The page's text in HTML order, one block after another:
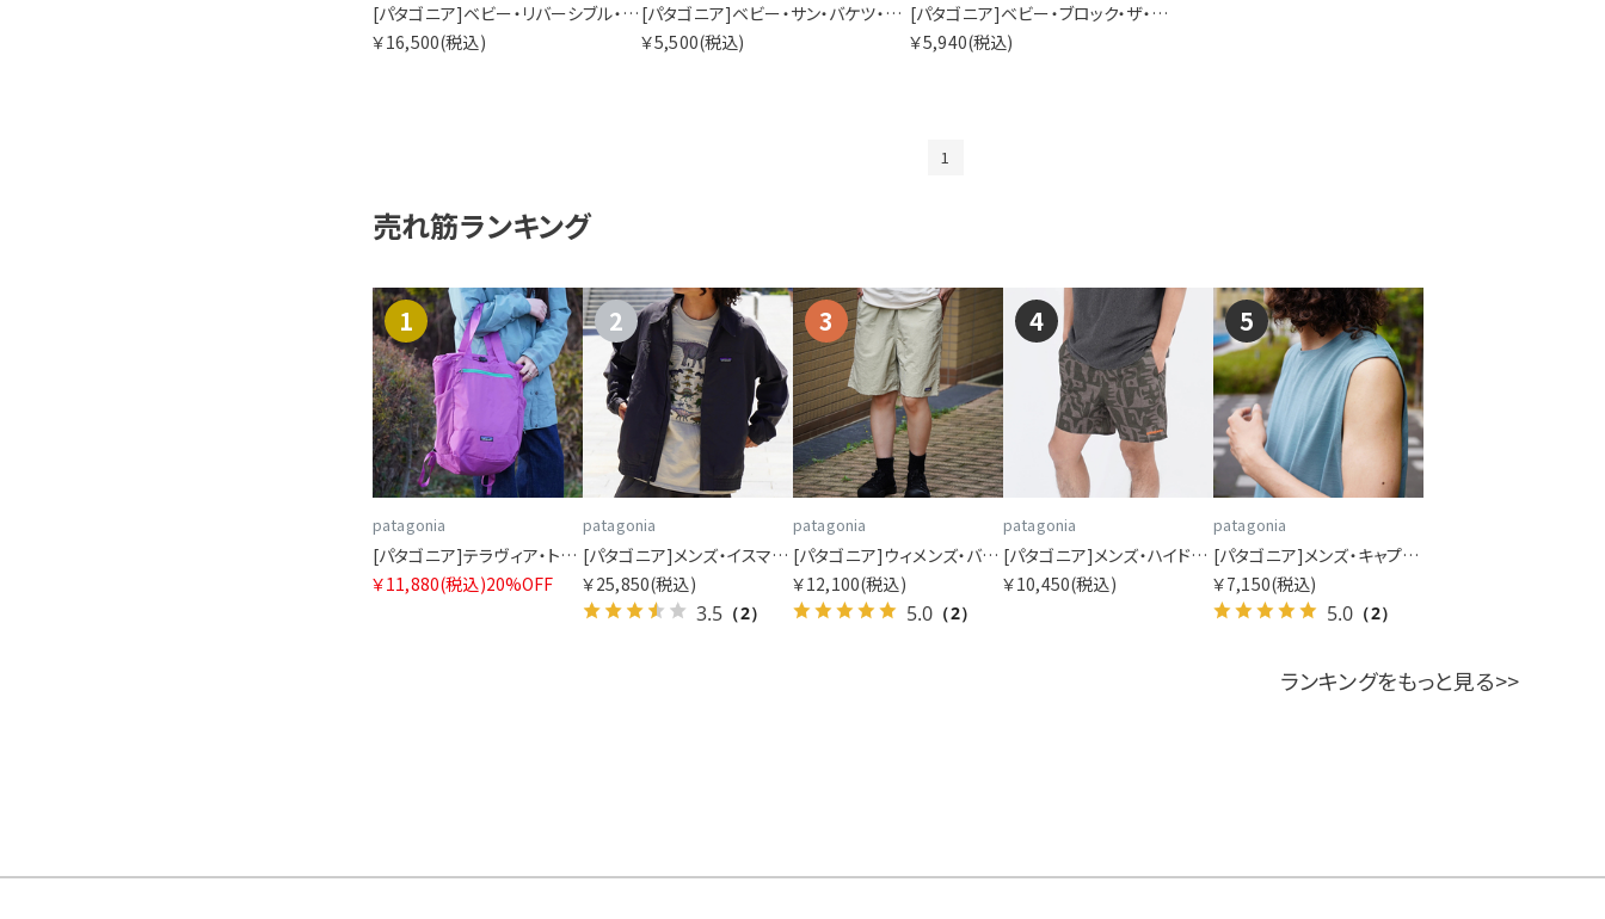
[パタゴニア]ベビー・リバーシブル・トリブルズ・フーディ
￥16,500(税込)
[パタゴニア]ベビー・サン・バケツ・ハット
￥5,500(税込)
[パタゴニア]ベビー・ブロック・ザ・サン・ハット
￥5,940(税込)
1
売れ筋ランキング
1
patagonia
[パタゴニア]テラヴィア・トート・パック 24L
￥11,880(税込)20%OFF
2
patagonia
[パタゴニア]メンズ・イスマス・アンラインド・ジャケット
￥25,850(税込)
3.5 （2）
3
patagonia
[パタゴニア]ウィメンズ・バギーズ・ロング
￥12,100(税込)
5.0 （2）
4
patagonia
[パタゴニア]メンズ・ハイドロピーク・バレー・ショーツ 16インチ
￥10,450(税込)
5
patagonia
[パタゴニア]メンズ・キャプリーン・クール・ウルトラ・タンク
￥7,150(税込)
5.0 （2）
ランキングをもっと見る>>